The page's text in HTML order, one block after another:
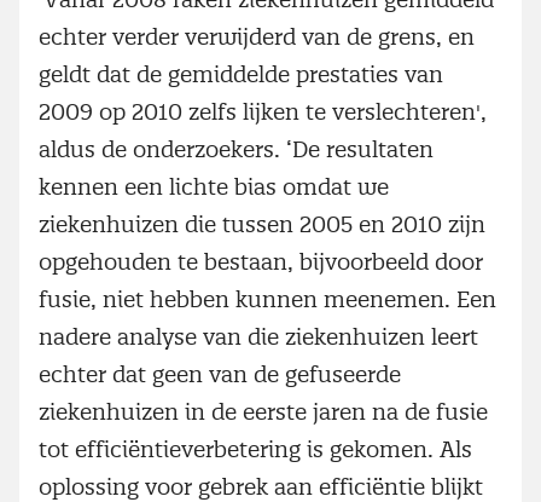
echter verder verwijderd van de grens, en
geldt dat de gemiddelde prestaties van
2009 op 2010 zelfs lijken te verslechteren',
aldus de onderzoekers. ‘De resultaten
kennen een lichte bias omdat we
ziekenhuizen die tussen 2005 en 2010 zijn
opgehouden te bestaan, bijvoorbeeld door
fusie, niet hebben kunnen meenemen. Een
nadere analyse van die ziekenhuizen leert
echter dat geen van de gefuseerde
ziekenhuizen in de eerste jaren na de fusie
tot efficiëntieverbetering is gekomen. Als
oplossing voor gebrek aan efficiëntie blijkt